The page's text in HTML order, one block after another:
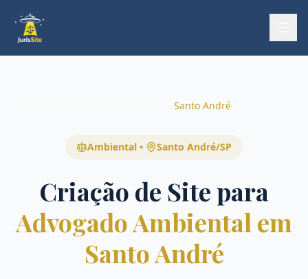
Santo André
Ambiental • Santo André/SP
Criação de Site para
Advogado Ambiental em
Santo André